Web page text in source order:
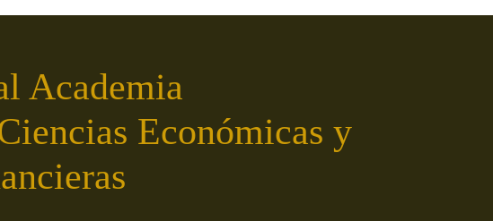
Academia
Económicas y